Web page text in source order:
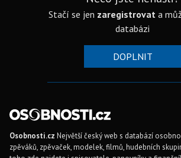
Stačí se jen zaregistrovat a
databázi
DOPLNIT
Osobnosti.cz Největší český web s databází
zpěváků, zpěvaček, modelek, filmů, hudebních